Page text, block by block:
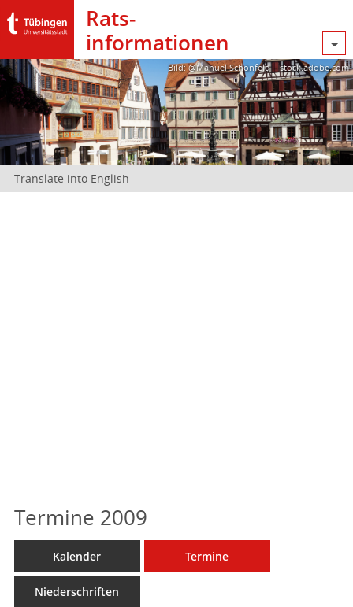
Rats­
informationen
Bild: @Manuel Schönfeld – stock.adobe.com
Translate into English
Termine 2009
Kalender Termine
Niederschriften